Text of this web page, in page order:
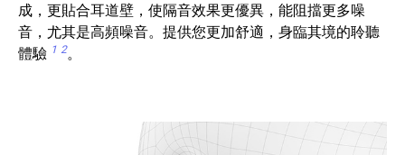
成，更貼合耳道壁，使隔音效果更優異，能阻擋更多噪
音，尤其是高頻噪音。提供您更加舒適，身臨其境的聆聽
體驗 1 2。